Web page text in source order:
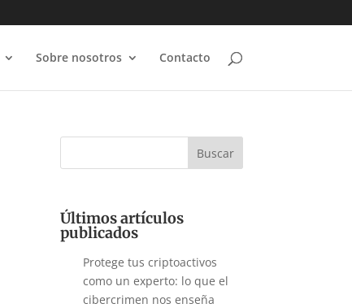
Sobre nosotros Contacto
Últimos artículos
publicados
Protege tus criptoactivos
como un experto: lo que el
cibercrimen nos enseña